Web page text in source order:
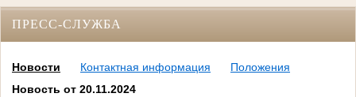
ПРЕСС-СЛУЖБА
Новости Контактная информация
Положения
Новость от 20.11.2024